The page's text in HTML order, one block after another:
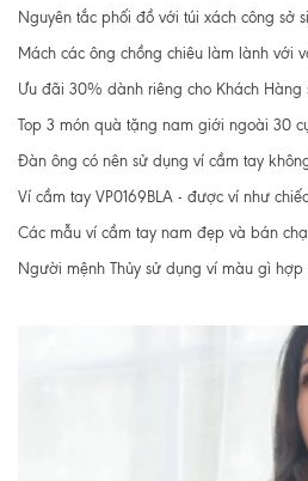
Nguyên tắc phối đồ với túi xách công sở
Mách các ông chồng chiêu làm lành với
Ưu đãi 30% dành riêng cho Khách Hàng
Top 3 món quà tặng nam giới ngoài 30
Đàn ông có nên sử dụng ví cầm tay
Ví cầm tay VP0169BLA - được ví như
Các mẫu ví cầm tay nam đẹp và bán
Người mệnh Thủy sử dụng ví màu gì hợp